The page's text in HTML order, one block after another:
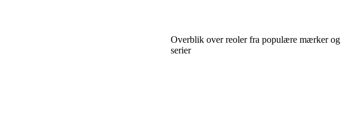
Overblik over reoler fra populære mærker og
serier